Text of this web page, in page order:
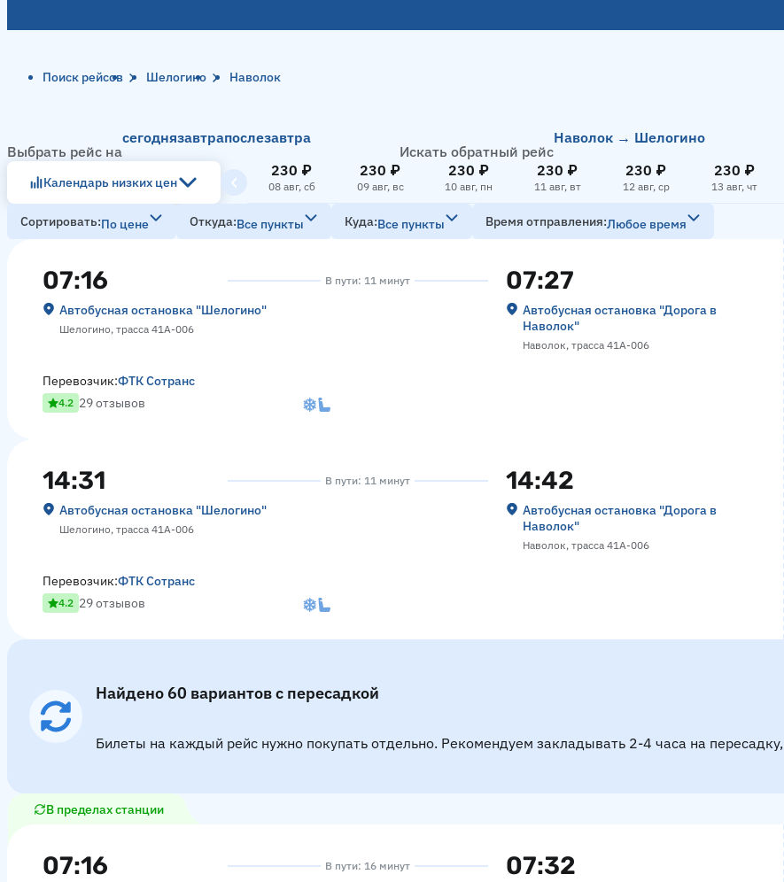
Поиск рейсов Шелогино Наволок
Выбрать рейс на
сегоднязавтрапослезавтра
Искать обратный рейс
Наволок → Шелогино
Календарь низких цен
230 ₽
08 авг, сб
230 ₽
09 авг, вс
230 ₽
10 авг, пн
230 ₽
11 авг, вт
230 ₽
12 авг, ср
230 ₽
13 авг, чт
Сортировать По цене Откуда Все пункты Куда Все пункты Время отправления Любое время
07:16
Автобусная остановка "Шелогино"
Шелогино, трасса 41А-006
В пути: 11 минут 07:27
Автобусная остановка "Дорога в
Наволок"
Наволок, трасса 41А-006
Перевозчик:ФТК Сотранс
4.2 29 отзывов
14:31
Автобусная остановка "Шелогино"
Шелогино, трасса 41А-006
В пути: 11 минут 14:42
Автобусная остановка "Дорога в
Наволок"
Наволок, трасса 41А-006
Перевозчик:ФТК Сотранс
4.2 29 отзывов
Найдено 60 вариантов с пересадкой
Билеты на каждый рейс нужно покупать отдельно. Рекомендуем закладывать 2-4 часа на
В пределах станции
07:16 В пути: 16 минут 07:32